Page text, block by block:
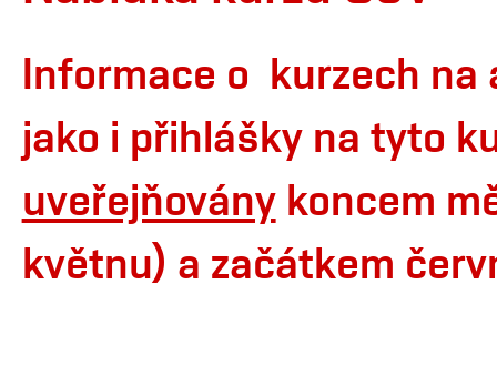
Informace o kurzech
jako i přihlášky na tyto
uveřejňoványkoncem
květnu) a začátkem